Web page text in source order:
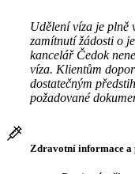
Udělení víza je plně
zamítnutí žádosti o
kancelář Čedok
víza. Klientům
dostatečným
požadované
Zdravotní informace a